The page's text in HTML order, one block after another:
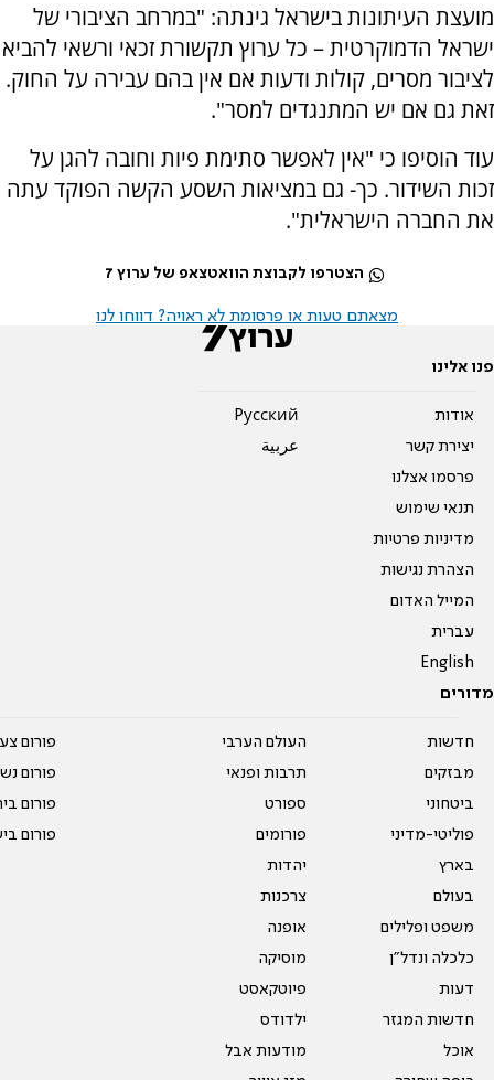
מועצת העיתונות בישראל גינתה: "במרחב הציבורי של
ישראל הדמוקרטית – כל ערוץ תקשורת זכאי ורשאי להביא
לציבור מסרים, קולות ודעות אם אין בהם עבירה על החוק.
זאת גם אם יש המתנגדים למסר".
עוד הוסיפו כי "אין לאפשר סתימת פיות וחובה להגן על
זכות השידור. כך- גם במציאות השסע הקשה הפוקד עתה
את החברה הישראלית".
הצטרפו לקבוצת הוואטצאפ של ערוץ 7
מצאתם טעות או פרסומת לא ראויה? דווחו לנו
פנו אלינו
אודות
יצירת קשר
פרסמו אצלנו
תנאי שימוש
מדיניות פרטיות
הצהרת נגישות
המייל האדום
עברית
English
Pусский
عربية
מדורים
חדשות
מבזקים
ביטחוני
פוליטי-מדיני
בארץ
בעולם
משפט ופלילים
כלכלה ונדל"ן
דעות
חדשות המגזר
אוכל
העולם הערבי
תרבות ופנאי
ספורט
פורומים
יהדות
צרכנות
אופנה
מוסיקה
פיוטקאסט
ילדודס
מודעות אבל
פורום
פורום
פורום
פורום